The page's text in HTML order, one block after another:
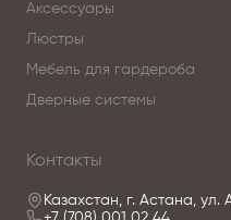
Аксессуары
Люстры
Мебель для гардероба
Дверные системы
Контакты
Казахстан, г. Астана, ул.